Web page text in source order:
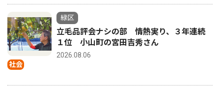
社会
緑区
立毛品評会ナシの部 情熱実り、３年連続
１位 小山町の宮田吉秀さん
2026.08.06